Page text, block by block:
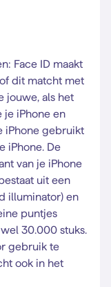
Face ID maakt
dit matcht met
jouwe, als het
je iPhone en
iPhone gebruikt
iPhone. De
van je iPhone
uit een
illuminator) en
puntjes
30.000 stuks.
gebruik te
ook in het